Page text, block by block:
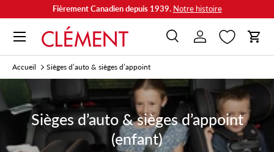
Aller au contenu
Fièrement Canadien depuis 1939. Notre histoire
Recherche
RechercheSe connecter
Accueil Sièges d’auto & sièges d’appoint
Sièges d’auto & sièges d’appoint
(enfant)